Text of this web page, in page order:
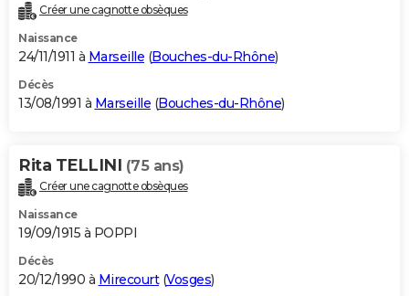
Créer une cagnotte obsèques
Naissance
24/11/1911 à Marseille (Bouches-du-Rhône)
Décès
13/08/1991 à Marseille (Bouches-du-Rhône)
Rita TELLINI (75 ans)
Créer une cagnotte obsèques
Naissance
19/09/1915 à POPPI
Décès
20/12/1990 à Mirecourt(Vosges)